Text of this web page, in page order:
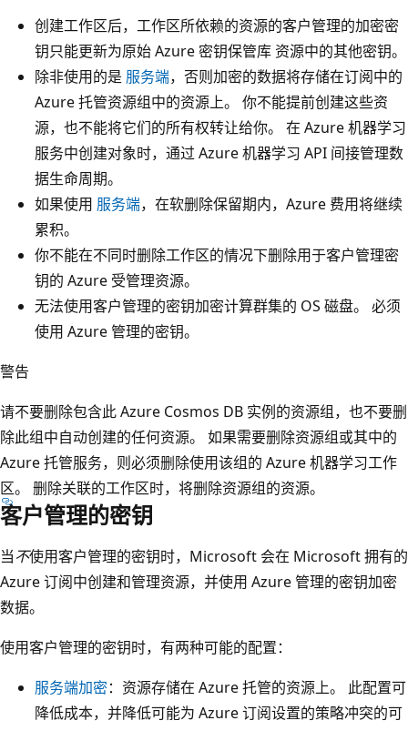
创建工作区后，工作区所依赖的资源的客户管理的加密密
钥只能更新为原始 Azure 密钥保管库 资源中的其他密钥。
除非使用的是 服务端，否则加密的数据将存储在订阅中的
Azure 托管资源组中的资源上。 你不能提前创建这些资
源，也不能将它们的所有权转让给你。 在 Azure 机器学习
服务中创建对象时，通过 Azure 机器学习 API 间接管理数
据生命周期。
如果使用 服务端，在软删除保留期内，Azure 费用将继续
累积。
你不能在不同时删除工作区的情况下删除用于客户管理密
钥的 Azure 受管理资源。
无法使用客户管理的密钥加密计算群集的 OS 磁盘。 必须
使用 Azure 管理的密钥。
警告
请不要删除包含此 Azure Cosmos DB 实例的资源组，也不要删
除此组中自动创建的任何资源。 如果需要删除资源组或其中的
Azure 托管服务，则必须删除使用该组的 Azure 机器学习工作
区。 删除关联的工作区时，将删除资源组的资源。
客户管理的密钥
当不使用客户管理的密钥时，Microsoft 会在 Microsoft 拥有的
Azure 订阅中创建和管理资源，并使用 Azure 管理的密钥加密
数据。
使用客户管理的密钥时，有两种可能的配置：
服务端加密：资源存储在 Azure 托管的资源上。 此配置可
降低成本，并降低可能为 Azure 订阅设置的策略冲突的可